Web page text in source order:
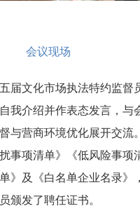
会议现场
届文化市场执法特约监督
我介绍并作表态发言，与
与营商环境优化展开交流
事项清单》《低风险事项
》及《白名单企业名录》
颁发了聘任证书。